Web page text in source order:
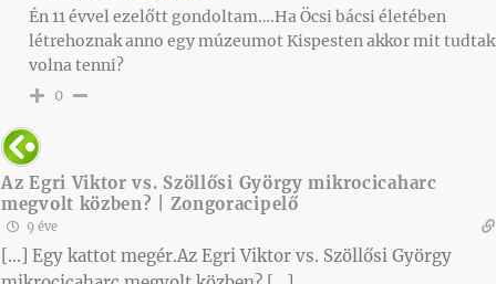
Én 11 évvel ezelőtt gondoltam….Ha Öcsi bácsi életében
létrehoznak anno egy múzeumot Kispesten akkor mit tudtak
volna tenni?
0
Az Egri Viktor vs. Szöllősi György mikrocicaharc
megvolt közben? | Zongoracipelő
9 éve
[…] Egy kattot megér.Az Egri Viktor vs. Szöllősi György